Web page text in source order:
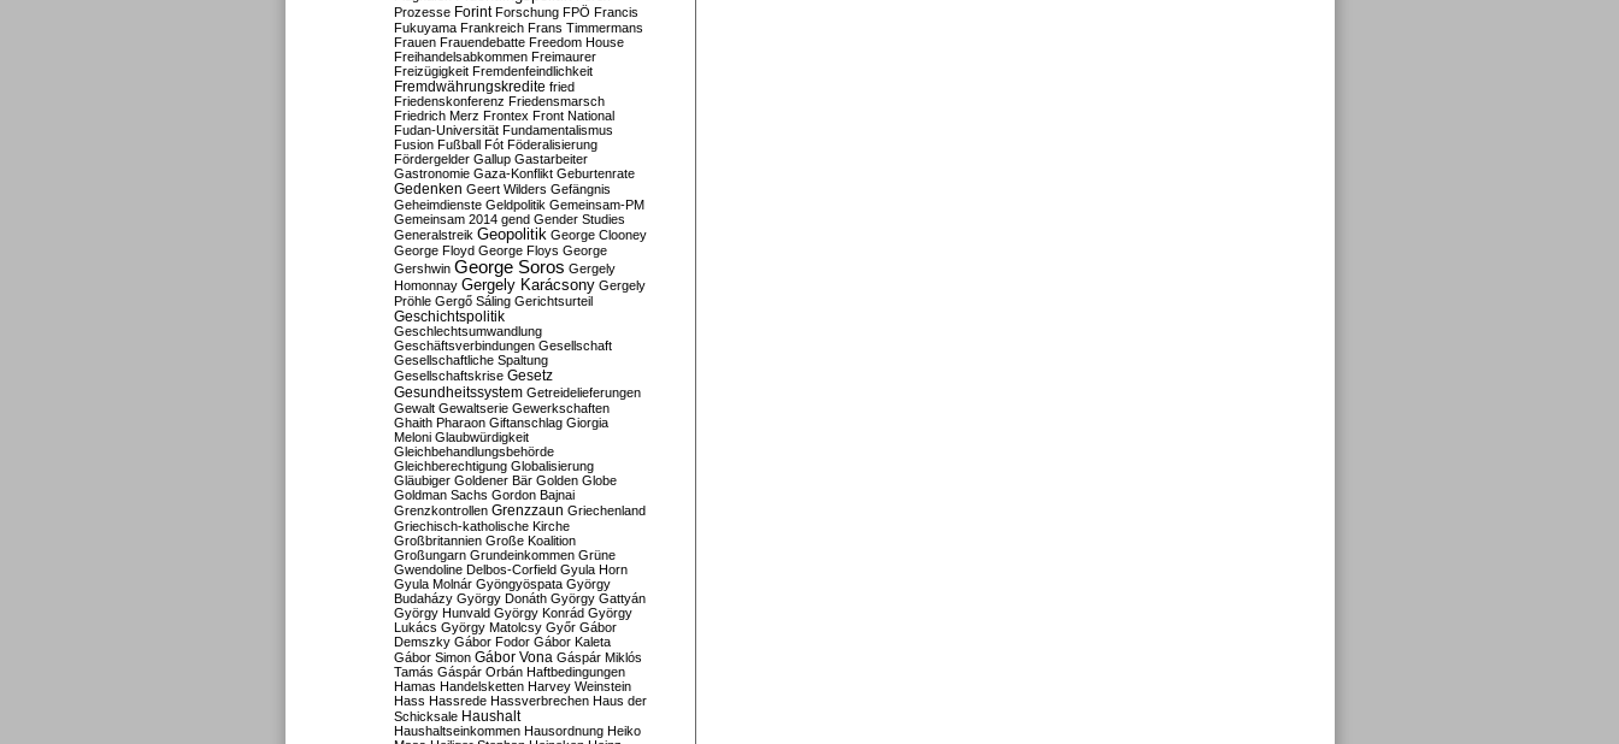
Prozesse Forint Forschung FPÖ Francis
Fukuyama Frankreich Frans Timmermans
Frauen Frauendebatte Freedom House
Freihandelsabkommen Freimaurer
Freizügigkeit Fremdenfeindlichkeit
Fremdwährungskredite fried
Friedenskonferenz Friedensmarsch
Friedrich Merz Frontex Front National
Fudan-Universität Fundamentalismus
Fusion Fußball Fót Föderalisierung
Fördergelder Gallup Gastarbeiter
Gastronomie Gaza-Konflikt Geburtenrate
Gedenken Geert Wilders Gefängnis
Geheimdienste Geldpolitik Gemeinsam-PM
Gemeinsam 2014 gend Gender Studies
Generalstreik Geopolitik George Clooney
George Floyd George Floys George
Gershwin George Soros Gergely
Homonnay Gergely Karácsony Gergely
Pröhle Gergő Sáling Gerichtsurteil
Geschichtspolitik
Geschlechtsumwandlung
Geschäftsverbindungen Gesellschaft
Gesellschaftliche Spaltung
Gesellschaftskrise Gesetz
Gesundheitssystem Getreidelieferungen
Gewalt Gewaltserie Gewerkschaften
Ghaith Pharaon Giftanschlag Giorgia
Meloni Glaubwürdigkeit
Gleichbehandlungsbehörde
Gleichberechtigung Globalisierung
Gläubiger Goldener Bär Golden Globe
Goldman Sachs Gordon Bajnai
Grenzkontrollen Grenzzaun Griechenland
Griechisch-katholische Kirche
Großbritannien Große Koalition
Großungarn Grundeinkommen Grüne
Gwendoline Delbos-Corfield Gyula Horn
Gyula Molnár Gyöngyöspata György
Budaházy György Donáth György Gattyán
György Hunvald György Konrád György
Lukács György Matolcsy Győr Gábor
Demszky Gábor Fodor Gábor Kaleta
Gábor Simon Gábor Vona Gáspár Miklós
Tamás Gáspár Orbán Haftbedingungen
Hamas Handelsketten Harvey Weinstein
Hass Hassrede Hassverbrechen Haus der
Schicksale Haushalt
Haushaltseinkommen Hausordnung Heiko